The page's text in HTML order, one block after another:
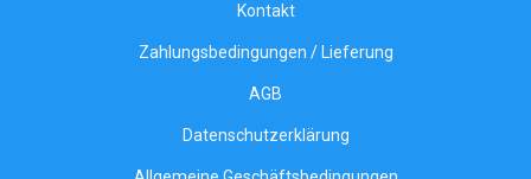
Kontakt
Zahlungsbedingungen / Lieferung
AGB
Datenschutzerklärung